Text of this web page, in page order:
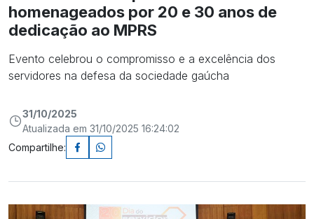
homenageados por 20 e 30 anos de
dedicação ao MPRS
Evento celebrou o compromisso e a excelência dos
servidores na defesa da sociedade gaúcha
31/10/2025
Atualizada em 31/10/2025 16:24:02
Compartilhe: